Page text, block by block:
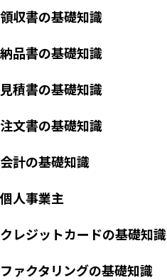
領収書の基礎知識
納品書の基礎知識
見積書の基礎知識
注文書の基礎知識
会計の基礎知識
個人事業主
クレジットカードの基礎知識
ファクタリングの基礎知識